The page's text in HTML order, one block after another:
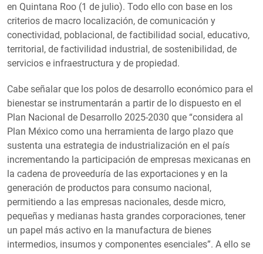
en Quintana Roo (1 de julio). Todo ello con base en los
criterios de macro localización, de comunicación y
conectividad, poblacional, de factibilidad social, educativo,
territorial, de factivilidad industrial, de sostenibilidad, de
servicios e infraestructura y de propiedad.
Cabe señalar que los polos de desarrollo económico para el
bienestar se instrumentarán a partir de lo dispuesto en el
Plan Nacional de Desarrollo 2025-2030 que “considera al
Plan México como una herramienta de largo plazo que
sustenta una estrategia de industrialización en el país
incrementando la participación de empresas mexicanas en
la cadena de proveeduría de las exportaciones y en la
generación de productos para consumo nacional,
permitiendo a las empresas nacionales, desde micro,
pequeñas y medianas hasta grandes corporaciones, tener
un papel más activo en la manufactura de bienes
intermedios, insumos y componentes esenciales”. A ello se